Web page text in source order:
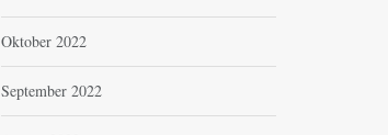
Oktober 2022
September 2022